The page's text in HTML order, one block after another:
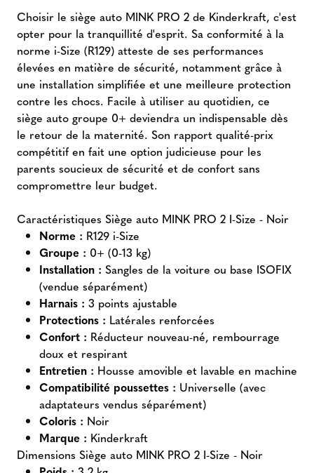
Choisir le siège auto MINK PRO 2 de Kinderkraft, c'est
opter pour la tranquillité d'esprit. Sa conformité à la
norme i-Size (R129) atteste de ses performances
élevées en matière de sécurité, notamment grâce à
une installation simplifiée et une meilleure protection
contre les chocs. Facile à utiliser au quotidien, ce
siège auto groupe 0+ deviendra un indispensable dès
le retour de la maternité. Son rapport qualité-prix
compétitif en fait une option judicieuse pour les
parents soucieux de sécurité et de confort sans
compromettre leur budget.
Caractéristiques Siège auto MINK PRO 2 I-Size - Noir
Norme : R129 i-Size
Groupe : 0+ (0-13 kg)
Installation : Sangles de la voiture ou base ISOFIX
(vendue séparément)
Harnais : 3 points ajustable
Protections : Latérales renforcées
Confort : Réducteur nouveau-né, rembourrage
doux et respirant
Entretien : Housse amovible et lavable en machine
Compatibilité poussettes : Universelle (avec
adaptateurs vendus séparément)
Coloris : Noir
Marque : Kinderkraft
Dimensions Siège auto MINK PRO 2 I-Size - Noir